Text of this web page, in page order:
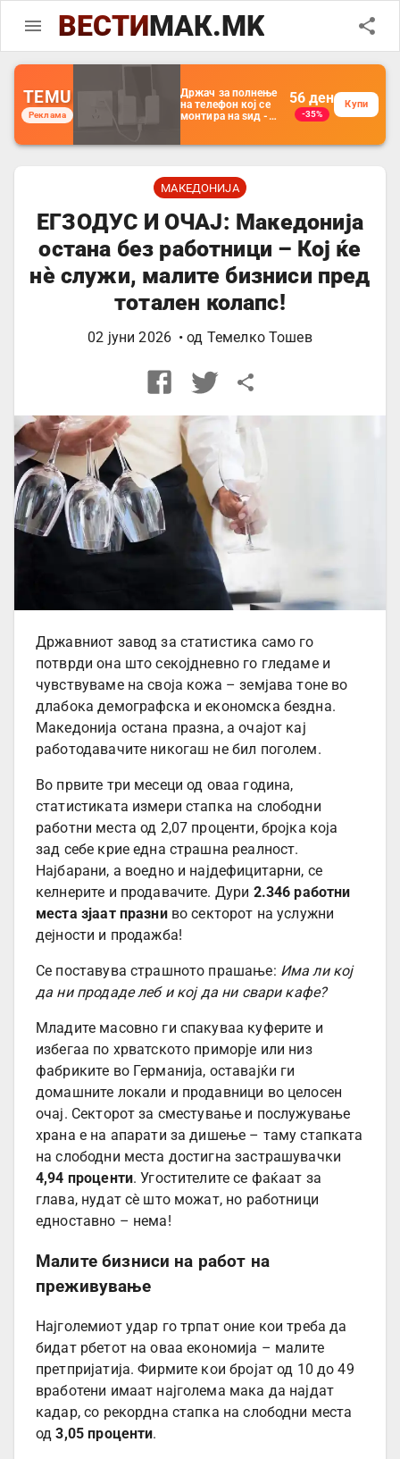
ВЕСТИМАК.MK
TEMU
Реклама
Држач за полнење
на телефон кој се
монтира на ѕид -
организатор за
далечински
управувач
56 ден
-35%
Купи
МАКЕДОНИЈА
ЕГЗОДУС И ОЧАЈ: Македонија
остана без работници – Кој ќе
нѐ служи, малите бизниси пред
тотален колапс!
02 јуни 2026 • од Темелко Тошев
Државниот завод за статистика само го
потврди она што секојдневно го гледаме и
чувствуваме на своја кожа – земјава тоне во
длабока демографска и економска бездна.
Македонија остана празна, а очајот кај
работодавачите никогаш не бил поголем.
Во првите три месеци од оваа година,
статистиката измери стапка на слободни
работни места од 2,07 проценти, бројка која
зад себе крие една страшна реалност.
Најбарани, а воедно и најдефицитарни, се
келнерите и продавачите. Дури 2.346 работни
места зјаат празниво секторот на услужни
дејности и продажба!
Се поставува страшното прашање: Има ли кој
да ни продаде леб и кој да ни свари кафе?
Младите масовно ги спакуваа куферите и
избегаа по хрватското приморје или низ
фабриките во Германија, оставајќи ги
домашните локали и продавници во целосен
очај. Секторот за сместување и послужување
храна е на апарати за дишење – таму стапката
на слободни места достигна застрашувачки
4,94 проценти. Угостителите се фаќаат за
глава, нудат сѐ што можат, но работници
едноставно – нема!
Малите бизниси на работ на
преживување
Најголемиот удар го трпат оние кои треба да
бидат рбетот на оваа економија – малите
претпријатија. Фирмите кои бројат од 10 до 49
вработени имаат најголема мака да најдат
кадар, со рекордна стапка на слободни места
од3,05 проценти.